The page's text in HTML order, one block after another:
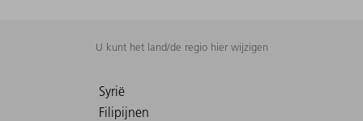
U kunt het land/de regio hier wijzigen